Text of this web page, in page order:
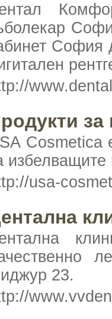
София
за
Cosmetica
избелващите
usa-
23.